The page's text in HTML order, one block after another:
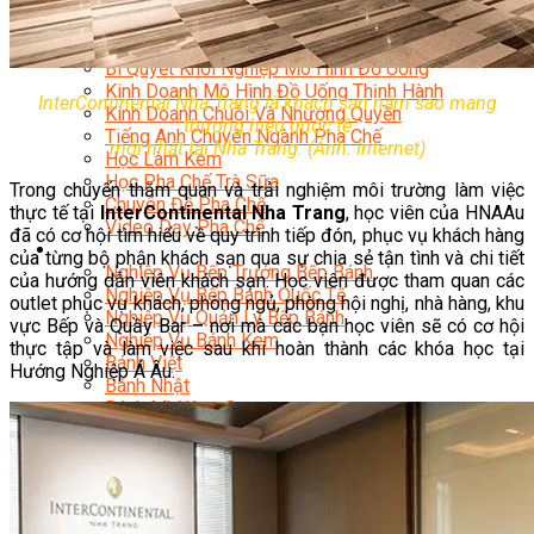
Cà Phê Pha Máy
Khởi Sự Kinh Doanh Cafe – Chuỗi Cafe
Bí Quyết Khởi Nghiệp Mô Hình Đồ Uống
Kinh Doanh Mô Hình Đồ Uống Thịnh Hành
Kinh Doanh Chuỗi Và Nhượng Quyền
Tiếng Anh Chuyên Ngành Pha Chế
Học Làm Kem
Học Pha Chế Trà Sữa
Chuyên Đề Pha Chế
Video Dạy Pha Chế
Làm Bánh
Nghiệp Vụ Bếp Trưởng Bếp Bánh
Nghiệp Vụ Bếp Bánh Quốc Tế
Nghiệp Vụ Quản Lý Bếp Bánh
Nghiệp Vụ Bánh Kem
Bánh Việt
Bánh Nhật
Bánh Mì Nâng Cao
Bánh Đài Loan
Bánh Ngắn Hạn
Bánh Kinh Doanh
Handmade Mini Cake
Master Class
InterContinental Nha Trang là khách sạn năm sao mang
thương hiệu quốc tế
mới nhất tại Nha Trang. (Ảnh: Internet)
Trong chuyến thăm quan và trải nghiệm môi trường làm việc
thực tế tại InterContinental Nha Trang, học viên của HNAAu
đã có cơ hội tìm hiểu về quy trình tiếp đón, phục vụ khách hàng
của từng bộ phận khách sạn qua sự chia sẻ tận tình và chi tiết
của hướng dẫn viên khách sạn. Học viên được tham quan các
outlet phục vụ khách, phòng ngủ, phòng hội nghị, nhà hàng, khu
vực Bếp và Quầy Bar – nơi mà các bạn học viên sẽ có cơ hội
thực tập và làm việc sau khi hoàn thành các khóa học tại
Hướng Nghiệp Á Âu.